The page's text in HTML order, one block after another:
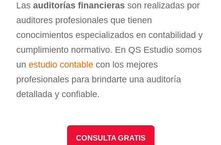
Las auditorías financieras son realizadas por
auditores profesionales que tienen
conocimientos especializados en contabilidad y
cumplimiento normativo. En QS Estudio somos
un estudio contable con los mejores
profesionales para brindarte una auditoría
detallada y confiable.
CONSULTA GRATIS